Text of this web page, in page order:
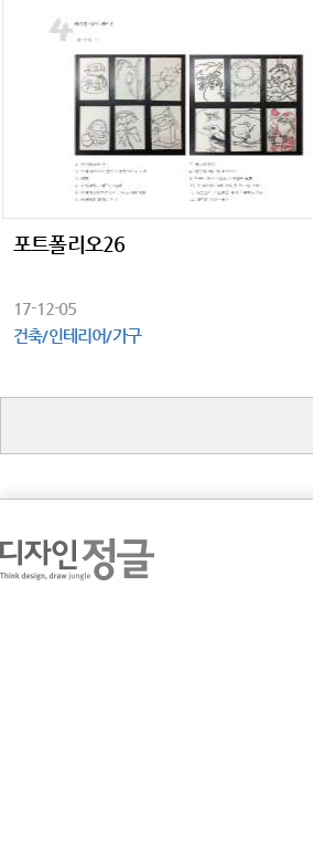
포트폴리오26
17-12-05
건축/인테리어/가구